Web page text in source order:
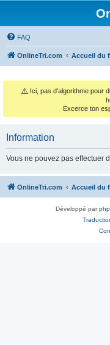
FAQ
OnlineTri.com Accueil du
⚠️ Ici, pas d'algorithme pour
Excerce ton
Information
Vous ne pouvez pas effectuer
OnlineTri.com Accueil du
Développé par